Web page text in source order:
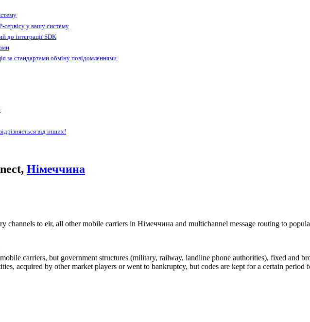
сервісу у вашу систему
до інтеграції SDK
за стандартами обміну повідомленнями
від інших!
Німеччина
channels to eir, all other mobile carriers in Німеччина and multichannel message routing to
carriers, but government structures (military, railway, landline phone authorities), fixed and
acquired by other market players or went to bankruptcy, but codes are kept for a certain period